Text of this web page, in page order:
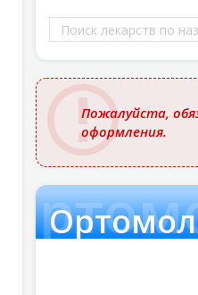
Поиск
лекарств
по
названию
Пожалуйста,
оформления.